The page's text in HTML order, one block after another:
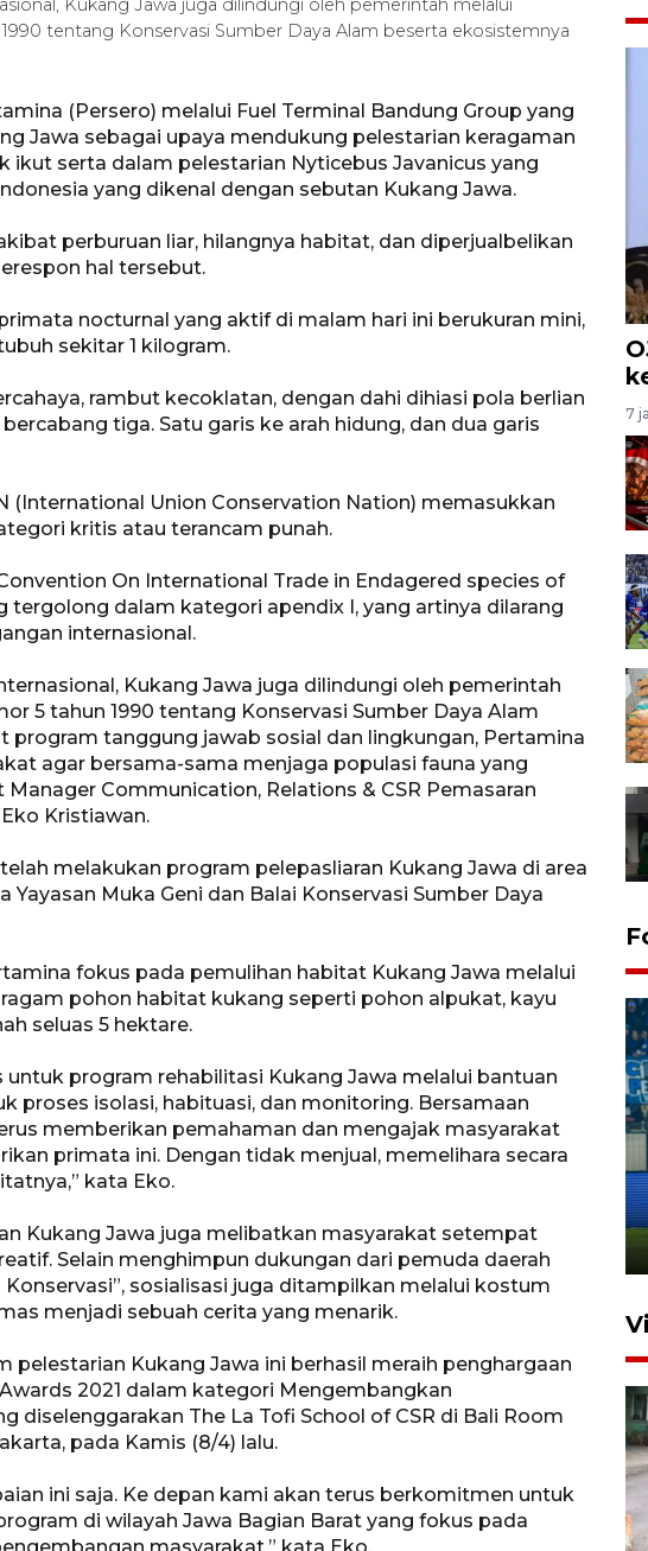
Kukang Jawa juga dilindungi oleh pemerintah melalui
tentang Konservasi Sumber Daya Alam beserta ekosistemnya
(Persero) melalui Fuel Terminal Bandung Group yang
Jawa sebagai upaya mendukung pelestarian keragaman
ikut serta dalam pelestarian Nyticebus Javanicus yang
yang dikenal dengan sebutan Kukang Jawa.
perburuan liar, hilangnya habitat, dan diperjualbelikan
hal tersebut.
nocturnal yang aktif di malam hari ini berukuran mini,
sekitar 1 kilogram.
rambut kecoklatan, dengan dahi dihiasi pola berlian
tiga. Satu garis ke arah hidung, dan dua garis
(International Union Conservation Nation) memasukkan
kritis atau terancam punah.
On International Trade in Endagered species of
tergolong dalam kategori apendix I, yang artinya dilarang
internasional.
Kukang Jawa juga dilindungi oleh pemerintah
5 tahun 1990 tentang Konservasi Sumber Daya Alam
program tanggung jawab sosial dan lingkungan, Pertamina
agar bersama-sama menjaga populasi fauna yang
Manager Communication, Relations & CSR Pemasaran
Kristiawan.
melakukan program pelepasliaran Kukang Jawa di area
Yayasan Muka Geni dan Balai Konservasi Sumber Daya
fokus pada pemulihan habitat Kukang Jawa melalui
pohon habitat kukang seperti pohon alpukat, kayu
seluas 5 hektare.
untuk program rehabilitasi Kukang Jawa melalui bantuan
proses isolasi, habituasi, dan monitoring. Bersamaan
memberikan pemahaman dan mengajak masyarakat
primata ini. Dengan tidak menjual, memelihara secara
kata Eko.
Kukang Jawa juga melibatkan masyarakat setempat
Selain menghimpun dukungan dari pemuda daerah
sosialisasi juga ditampilkan melalui kostum
menjadi sebuah cerita yang menarik.
pelestarian Kukang Jawa ini berhasil meraih penghargaan
2021 dalam kategori Mengembangkan
diselenggarakan The La Tofi School of CSR di Bali Room
pada Kamis (8/4) lalu.
ini saja. Ke depan kami akan terus berkomitmen untuk
di wilayah Jawa Bagian Barat yang fokus pada
masyarakat,” kata Eko.
7
Penutupan latihan bela negara
31 Juli 2026 18:01